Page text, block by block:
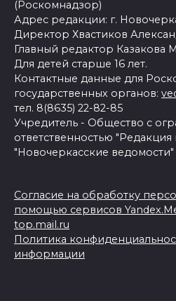
(Роскомнадзор)
Адрес редакции: г.
Директор Хвастиков
Главный редактор Казакова
Для детей старше 16 лет.
Контактные данные для
государственных органов:
тел. 8(8635) 22-82-85
Учредитель - Общество с
ответственностью "Редакция
"Новочеркасские ведомости"
Согласие на обработку
помощью сервисов
top.mail.ru
Политика
информации